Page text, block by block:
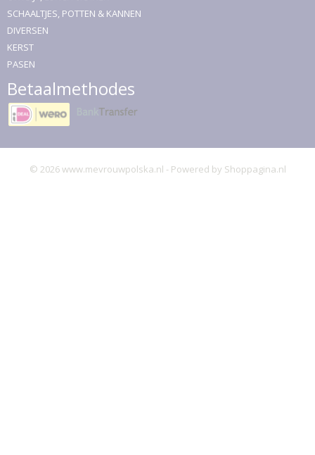
SCHAALTJES, POTTEN & KANNEN
DIVERSEN
KERST
PASEN
Betaalmethodes
© 2026 www.mevrouwpolska.nl - Powered by Shoppagina.nl